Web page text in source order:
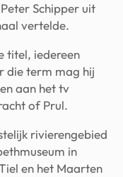
Schipper uit
vertelde.
titel, iedereen
die term mag hij
aan het tv
of Prul.
rivierengebied
in
en het Maarten